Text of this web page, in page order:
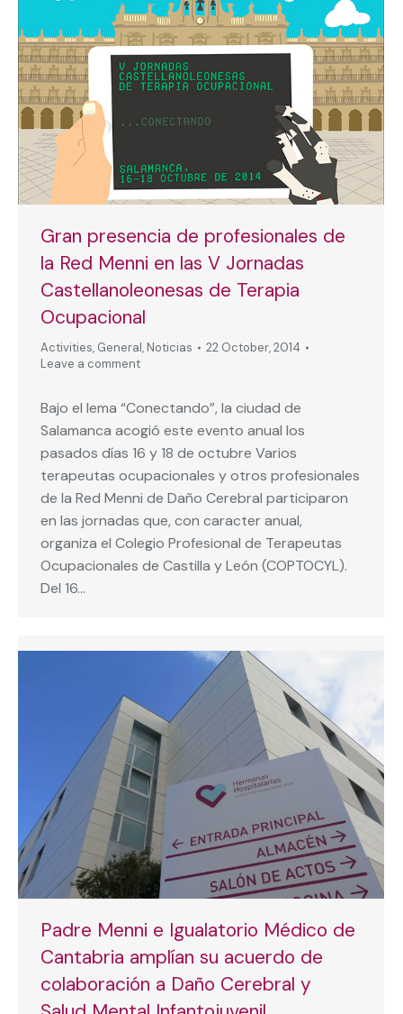
Gran presencia de profesionales de
la Red Menni en las V Jornadas
Castellanoleonesas de Terapia
Ocupacional
Activities, General, Noticias
22 October, 2014
Leave a comment
Bajo el lema “Conectando”, la ciudad de
Salamanca acogió este evento anual los
pasados días 16 y 18 de octubre Varios
terapeutas ocupacionales y otros profesionales
de la Red Menni de Daño Cerebral participaron
en las jornadas que, con caracter anual,
organiza el Colegio Profesional de Terapeutas
Ocupacionales de Castilla y León (COPTOCYL).
Del 16…
Padre Menni e Igualatorio Médico de
Cantabria amplían su acuerdo de
colaboración a Daño Cerebral y